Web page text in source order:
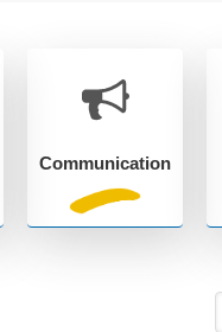
Communication